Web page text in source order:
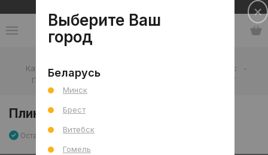
Каталог Плинтус
-
Под ламинат
Плинтус напольный JC581-1269EMT
Плинтус напольный JC581-1269EMT
Остаток 1 шт Артикул: 0000017898
Выберите Ваш
город
Беларусь
Минск
Брест
Витебск
Гомель